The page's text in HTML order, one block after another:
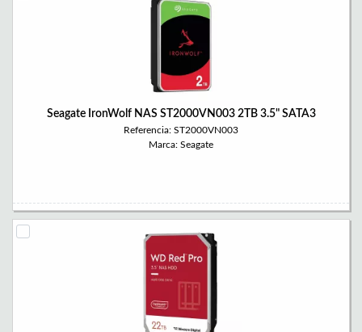
Seagate IronWolf NAS ST2000VN003 2TB 3.5" SATA3
Referencia: ST2000VN003
Marca: Seagate